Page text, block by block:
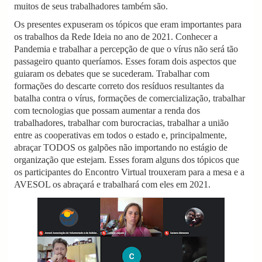
muitos de seus trabalhadores também são.
Os presentes expuseram os tópicos que eram importantes para
os trabalhos da Rede Ideia no ano de 2021. Conhecer a
Pandemia e trabalhar a percepção de que o vírus não será tão
passageiro quanto queríamos. Esses foram dois aspectos que
guiaram os debates que se sucederam. Trabalhar com
formações do descarte correto dos resíduos resultantes da
batalha contra o vírus, formações de comercialização, trabalhar
com tecnologias que possam aumentar a renda dos
trabalhadores, trabalhar com burocracias, trabalhar a união
entre as cooperativas em todos o estado e, principalmente,
abraçar TODOS os galpões não importando no estágio de
organização que estejam. Esses foram alguns dos tópicos que
os participantes do Encontro Virtual trouxeram para a mesa e a
AVESOL os abraçará e trabalhará com eles em 2021.